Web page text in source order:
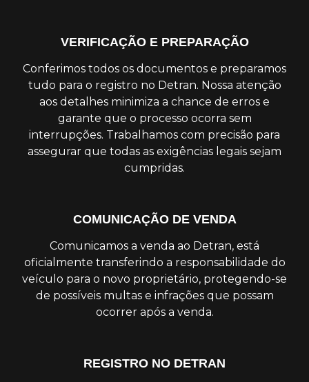
VERIFICAÇÃO E PREPARAÇÃO
Conferimos todos os documentos e preparamos
tudo para o registro no Detran. Nossa atenção
aos detalhes minimiza a chance de erros e
garante que o processo ocorra sem
interrupções. Trabalhamos com precisão para
assegurar que todas as exigências legais sejam
cumpridas.
COMUNICAÇÃO DE VENDA
Comunicamos a venda ao Detran, está
oficialmente transferindo a responsabilidade do
veículo para o novo proprietário, protegendo-se
de possíveis multas e infrações que possam
ocorrer após a venda.
REGISTRO NO DETRAN